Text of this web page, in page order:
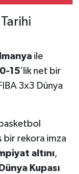
ile
15’lik net bir
3x3 Dünya
bir rekora imza
altını,
Kupası